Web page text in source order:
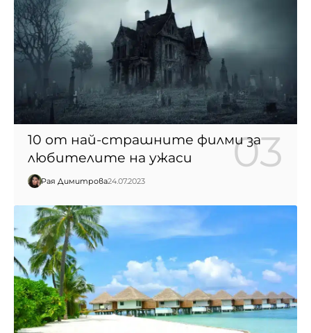
10 от най-страшните филми за
любителите на ужаси
Рая Димитрова24.07.2023